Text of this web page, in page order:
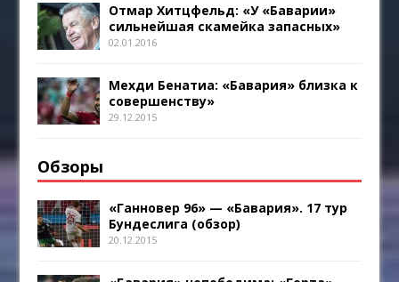
Отмар Хитцфельд: «У «Баварии»
сильнейшая скамейка запасных»
02.01.2016
Мехди Бенатиа: «Бавария» близка к
совершенству»
29.12.2015
Обзоры
«Ганновер 96» — «Бавария». 17 тур
Бундеслига (обзор)
20.12.2015